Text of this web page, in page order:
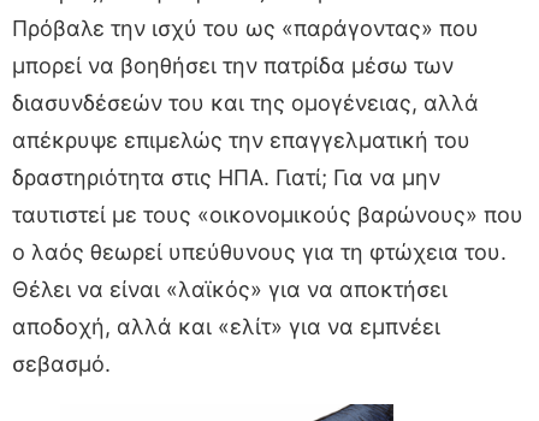
Πρόβαλε την ισχύ του ως «παράγοντας» που
μπορεί να βοηθήσει την πατρίδα μέσω των
διασυνδέσεών του και της ομογένειας, αλλά
απέκρυψε επιμελώς την επαγγελματική του
δραστηριότητα στις ΗΠΑ. Γιατί; Για να μην
ταυτιστεί με τους «οικονομικούς βαρώνους» που
ο λαός θεωρεί υπεύθυνους για τη φτώχεια του.
Θέλει να είναι «λαϊκός» για να αποκτήσει
αποδοχή, αλλά και «ελίτ» για να εμπνέει
σεβασμό.